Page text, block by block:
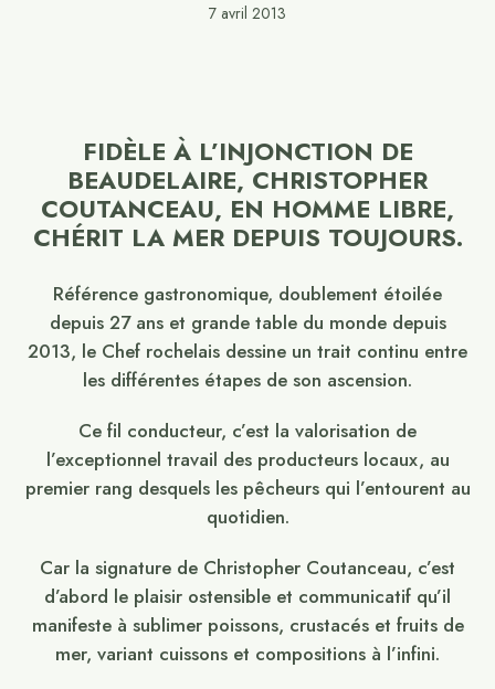
7 avril 2013
FIDÈLE À L’INJONCTION DE
BEAUDELAIRE, CHRISTOPHER
COUTANCEAU, EN HOMME LIBRE,
CHÉRIT LA MER DEPUIS TOUJOURS.
Référence gastronomique, doublement étoilée
depuis 27 ans et grande table du monde depuis
2013, le Chef rochelais dessine un trait continu entre
les différentes étapes de son ascension.
Ce fil conducteur, c’est la valorisation de
l’exceptionnel travail des producteurs locaux, au
premier rang desquels les pêcheurs qui l’entourent au
quotidien.
Car la signature de Christopher Coutanceau, c’est
d’abord le plaisir ostensible et communicatif qu’il
manifeste à sublimer poissons, crustacés et fruits de
mer, variant cuissons et compositions à l’infini.